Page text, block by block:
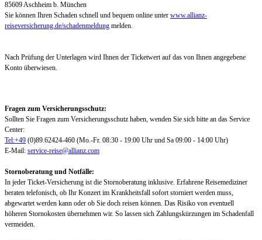
85609 Aschheim b. München
Sie können Ihren Schaden schnell und bequem online unter www.allianz-
reiseversicherung.de/schadenmeldung melden.
Nach Prüfung der Unterlagen wird Ihnen der Ticketwert auf das von Ihnen angegebene
Konto überwiesen.
Fragen zum Versicherungsschutz:
Sollten Sie Fragen zum Versicherungsschutz haben, wenden Sie sich bitte an das Service
Center:
Tel:+49 (0)89.62424-460 (Mo.-Fr. 08:30 - 19:00 Uhr und Sa 09:00 - 14:00 Uhr)
E-Mail: service-reise@allianz.com
Stornoberatung und Notfälle:
In jeder Ticket-Versicherung ist die Stornoberatung inklusive. Erfahrene Reisemediziner
beraten telefonisch, ob Ihr Konzert im Krankheitsfall sofort storniert werden muss,
abgewartet werden kann oder ob Sie doch reisen können. Das Risiko von eventuell
höheren Stornokosten übernehmen wir. So lassen sich Zahlungskürzungen im Schadenfall
vermeiden.